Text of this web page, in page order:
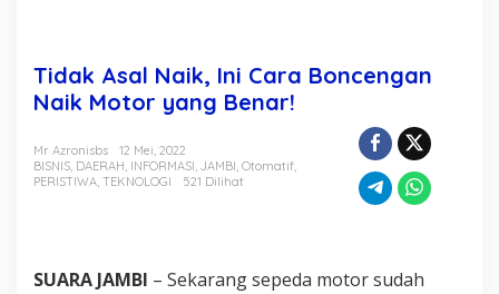
a
n
N
k
r
Tidak Asal Naik, Ini Cara Boncengan
Naik Motor yang Benar!
Mr Azronisbs
12 Mei, 2022
BISNIS, DAERAH, INFORMASI, JAMBI, Otomatif,
PERISTIWA, TEKNOLOGI 521 Dilihat
SUARA JAMBI – Sekarang sepeda motor sudah